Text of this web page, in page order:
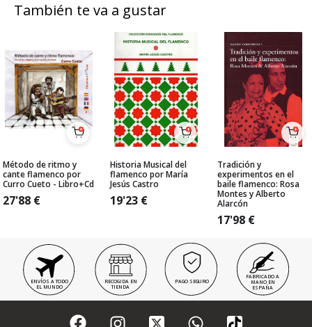
También te va a gustar
Método de ritmo y
cante flamenco por
Curro Cueto - Libro+Cd
27'88 €
Historia Musical del
flamenco por María
Jesús Castro
19'23 €
Tradición y
experimentos en el
baile flamenco: Rosa
Montes y Alberto
Alarcón
17'98 €
ENVÍOS A TODO
EL MUNDO
RECOGIDA EN
TIENDA
PAGO SEGURO
FABRICADO A
MANO EN
ESPAÑA